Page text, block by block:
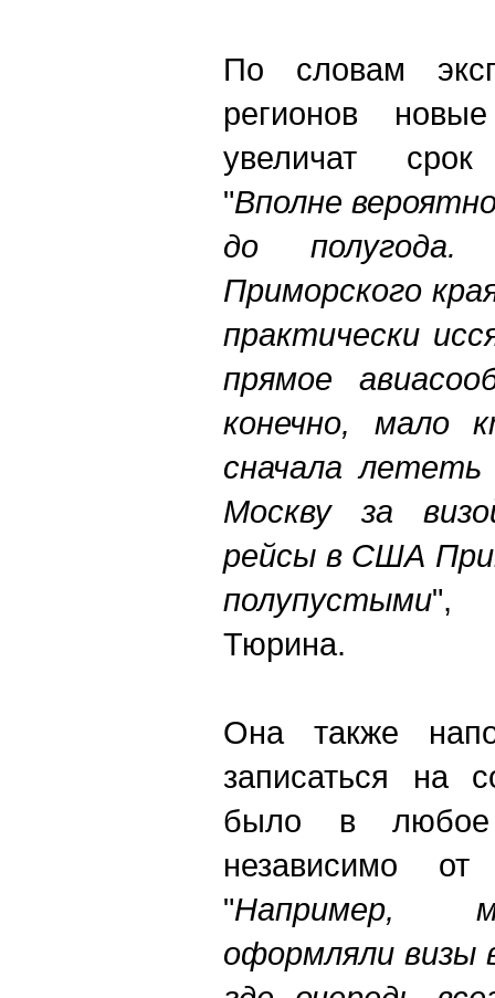
По словам
регионов
увеличат
"Вполне
до
Приморского
практически
прямое
конечно, мало
сначала
Москву за
рейсы в США
полупустыми",
Тюрина.
Она также
записаться на
было в любое
независимо от
"Например,
оформляли визы